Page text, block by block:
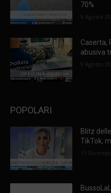
70%
9 Agosto
Caserta,
abusiva
9 Agosto
POPOLARI
Blitz
TikTok,
11